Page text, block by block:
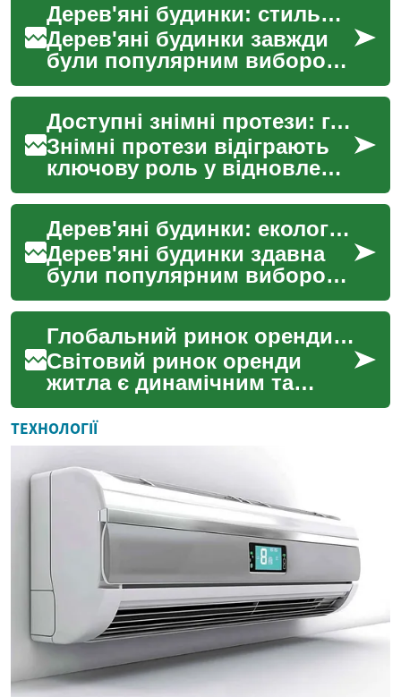
Дерев'яні будинки: стильне та екологічне житло
Дерев'яні будинки завжди
були популярним вибором
для тих, хто цінує природні
матеріали та екологічність.
У сучасному ...
Доступні знімні протези: глобальні цінові тенденції
Знімні протези відіграють
ключову роль у відновленні
функціональності ротової
порожнини та естетики
посмішки для бага...
Дерев'яні будинки: екологічне та затишне житло
Дерев'яні будинки здавна
були популярним вибором
для житла в Україні та
багатьох інших країнах
світу. Ця традиційна ф...
Глобальний ринок оренди: огляд та тенденції
Світовий ринок оренди
житла є динамічним та
постійно змінюється,
віддзеркалюючи економічні
коливання, демографічні
зр...
ТЕХНОЛОГІЇ